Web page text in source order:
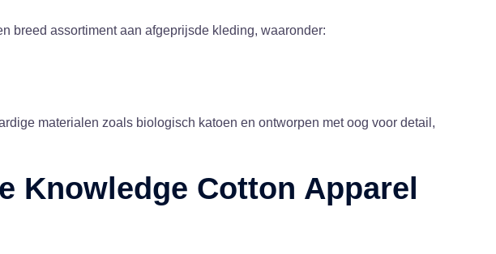
breed assortiment aan afgeprijsde kleding, waaronder:
materialen zoals biologisch katoen en ontworpen met oog voor detail,
Knowledge Cotton Apparel